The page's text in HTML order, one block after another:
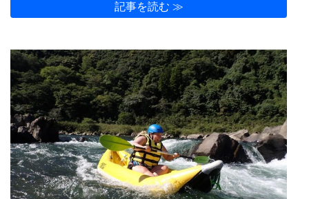
記事を読む ≫